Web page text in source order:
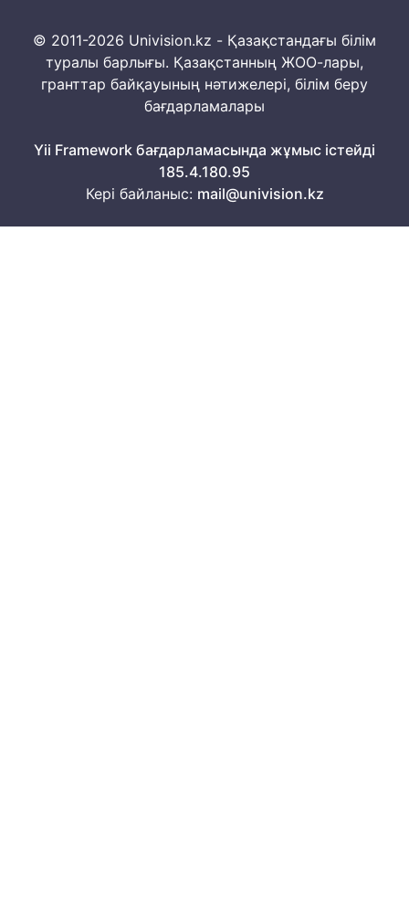
© 2011-2026 Univision.kz - Қазақстандағы білім
туралы барлығы. Қазақстанның ЖОО-лары,
гранттар байқауының нәтижелері, білім беру
бағдарламалары
Yii Framework бағдарламасында жұмыс істейді
185.4.180.95
Кері байланыс: mail@univision.kz